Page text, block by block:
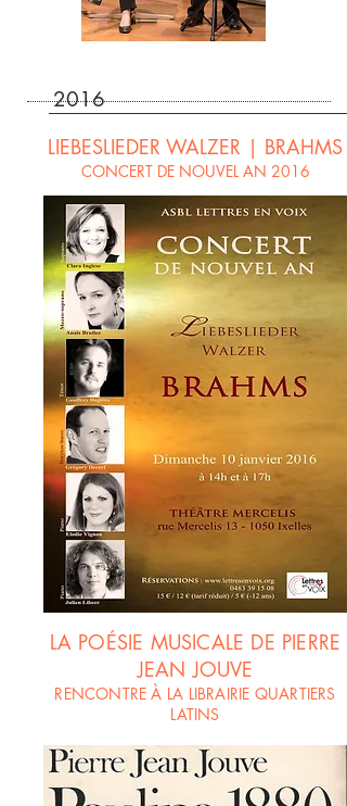
2016
LIEBESLIEDER WALZER | BRAHMS
CONCERT DE NOUVEL AN 2016
LA POÉSIE MUSICALE DE PIERRE
JEAN JOUVE
RENCONTRE À LA LIBRAIRIE QUARTIERS
LATINS